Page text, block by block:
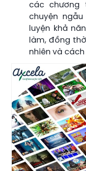
các
chuyện
luyện khả
làm, đồng
nhiên và